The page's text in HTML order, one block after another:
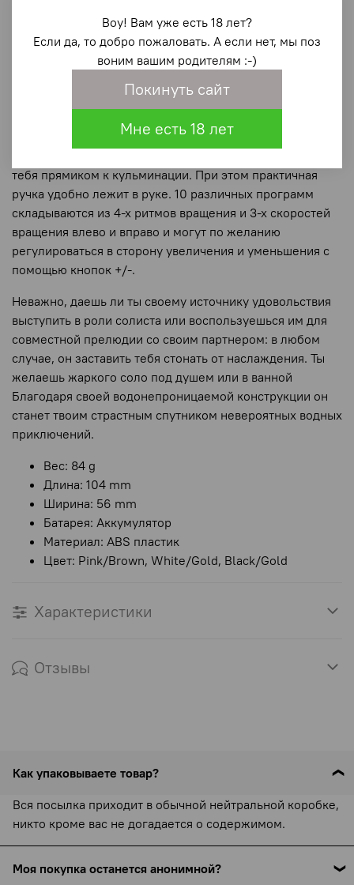
вращения, этот накладной вибратор из медицинского
силикона станет не только визуальным украшением
твоей коллекции игрушек.
Закругленный кончик горячего вафельного рожка
безупречно белого цвета, которые страстно ласкают
тебя прямиком к кульминации. При этом практичная
ручка удобно лежит в руке. 10 различных программ
складываются из 4-х ритмов вращения и 3-х скоростей
вращения влево и вправо и могут по желанию
регулироваться в сторону увеличения и уменьшения с
помощью кнопок +/-.
Неважно, даешь ли ты своему источнику удовольствия
выступить в роли солиста или воспользуешься им для
совместной прелюдии со своим партнером: в любом
случае, он заставить тебя стонать от наслаждения. Ты
желаешь жаркого соло под душем или в ванной
Благодаря своей водонепроницаемой конструкции он
станет твоим страстным спутником невероятных водных
приключений.
Вес: 84 g
Длина: 104 mm
Ширина: 56 mm
Батарея: Аккумулятор
Материал: ABS пластик
Цвет: Pink/Brown, White/Gold, Black/Gold
Характеристики
Отзывы
Как упаковываете товар?
Вся посылка приходит в обычной нейтральной коробке,
никто кроме вас не догадается о содержимом.
Моя покупка останется анонимной?
Воу! Вам уже есть 18 лет?
Если да, то добро пожаловать. А если нет, мы поз
воним вашим родителям :-)
Покинуть сайт
Мне есть 18 лет